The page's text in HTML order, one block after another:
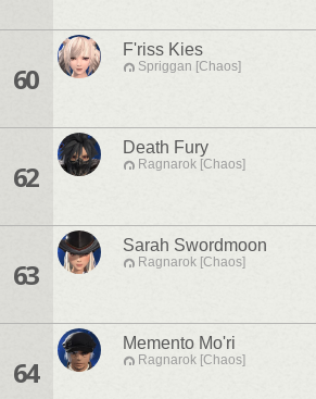
60
F'riss Kies
Spriggan [Chaos]
62
Death Fury
Ragnarok [Chaos]
63
Sarah Swordmoon
Ragnarok [Chaos]
64
Memento Mo'ri
Ragnarok [Chaos]